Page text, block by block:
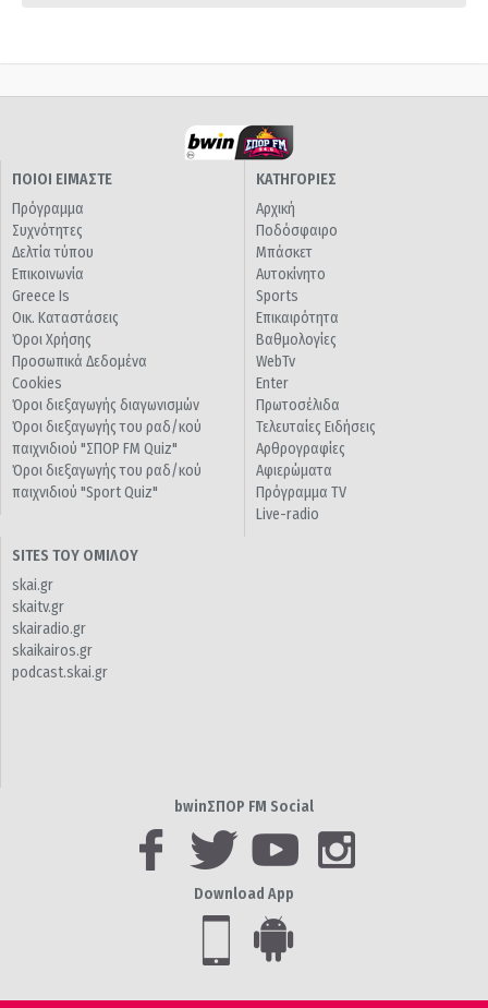
ΠΟΙΟΙ ΕΙΜΑΣΤΕ
Πρόγραμμα
Συχνότητες
Δελτία τύπου
Επικοινωνία
Greece Is
Οικ. Καταστάσεις
Όροι Χρήσης
Προσωπικά Δεδομένα
Cookies
Όροι διεξαγωγής διαγωνισμών
Όροι διεξαγωγής του ραδ/κού
παιχνιδιού "ΣΠΟΡ FM Quiz"
Όροι διεξαγωγής του ραδ/κού
παιχνιδιού "Sport Quiz"
ΚΑΤΗΓΟΡΙΕΣ
Αρχική
Ποδόσφαιρο
Μπάσκετ
Αυτοκίνητο
Sports
Επικαιρότητα
Βαθμολογίες
WebTv
Enter
Πρωτοσέλιδα
Τελευταίες Ειδήσεις
Αρθρογραφίες
Αφιερώματα
Πρόγραμμα TV
Live-radio
SITES ΤΟΥ ΟΜΙΛΟΥ
skai.gr
skaitv.gr
skairadio.gr
skaikairos.gr
podcast.skai.gr
bwinΣΠΟΡ FM Social
Download App